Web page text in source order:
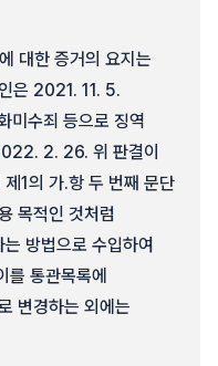
대한 증거의 요지는
은 2021. 11. 5.
미수죄 등으로 징역
2. 26. 위 판결이
1의 가.항 두 번째 문단
목적인 것처럼
방법으로 수입하여
통관목록에
변경하는 외에는